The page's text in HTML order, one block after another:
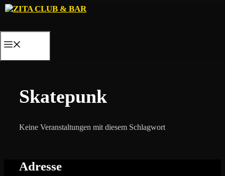
Zum
Skatepunk
Keine Veranstaltungen mit diesem Schlagwort
Adresse